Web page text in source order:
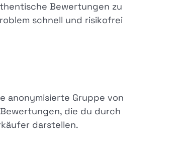
Bewertungen zu
schnell und risikofrei
anonymisierte Gruppe von
die du durch
darstellen.